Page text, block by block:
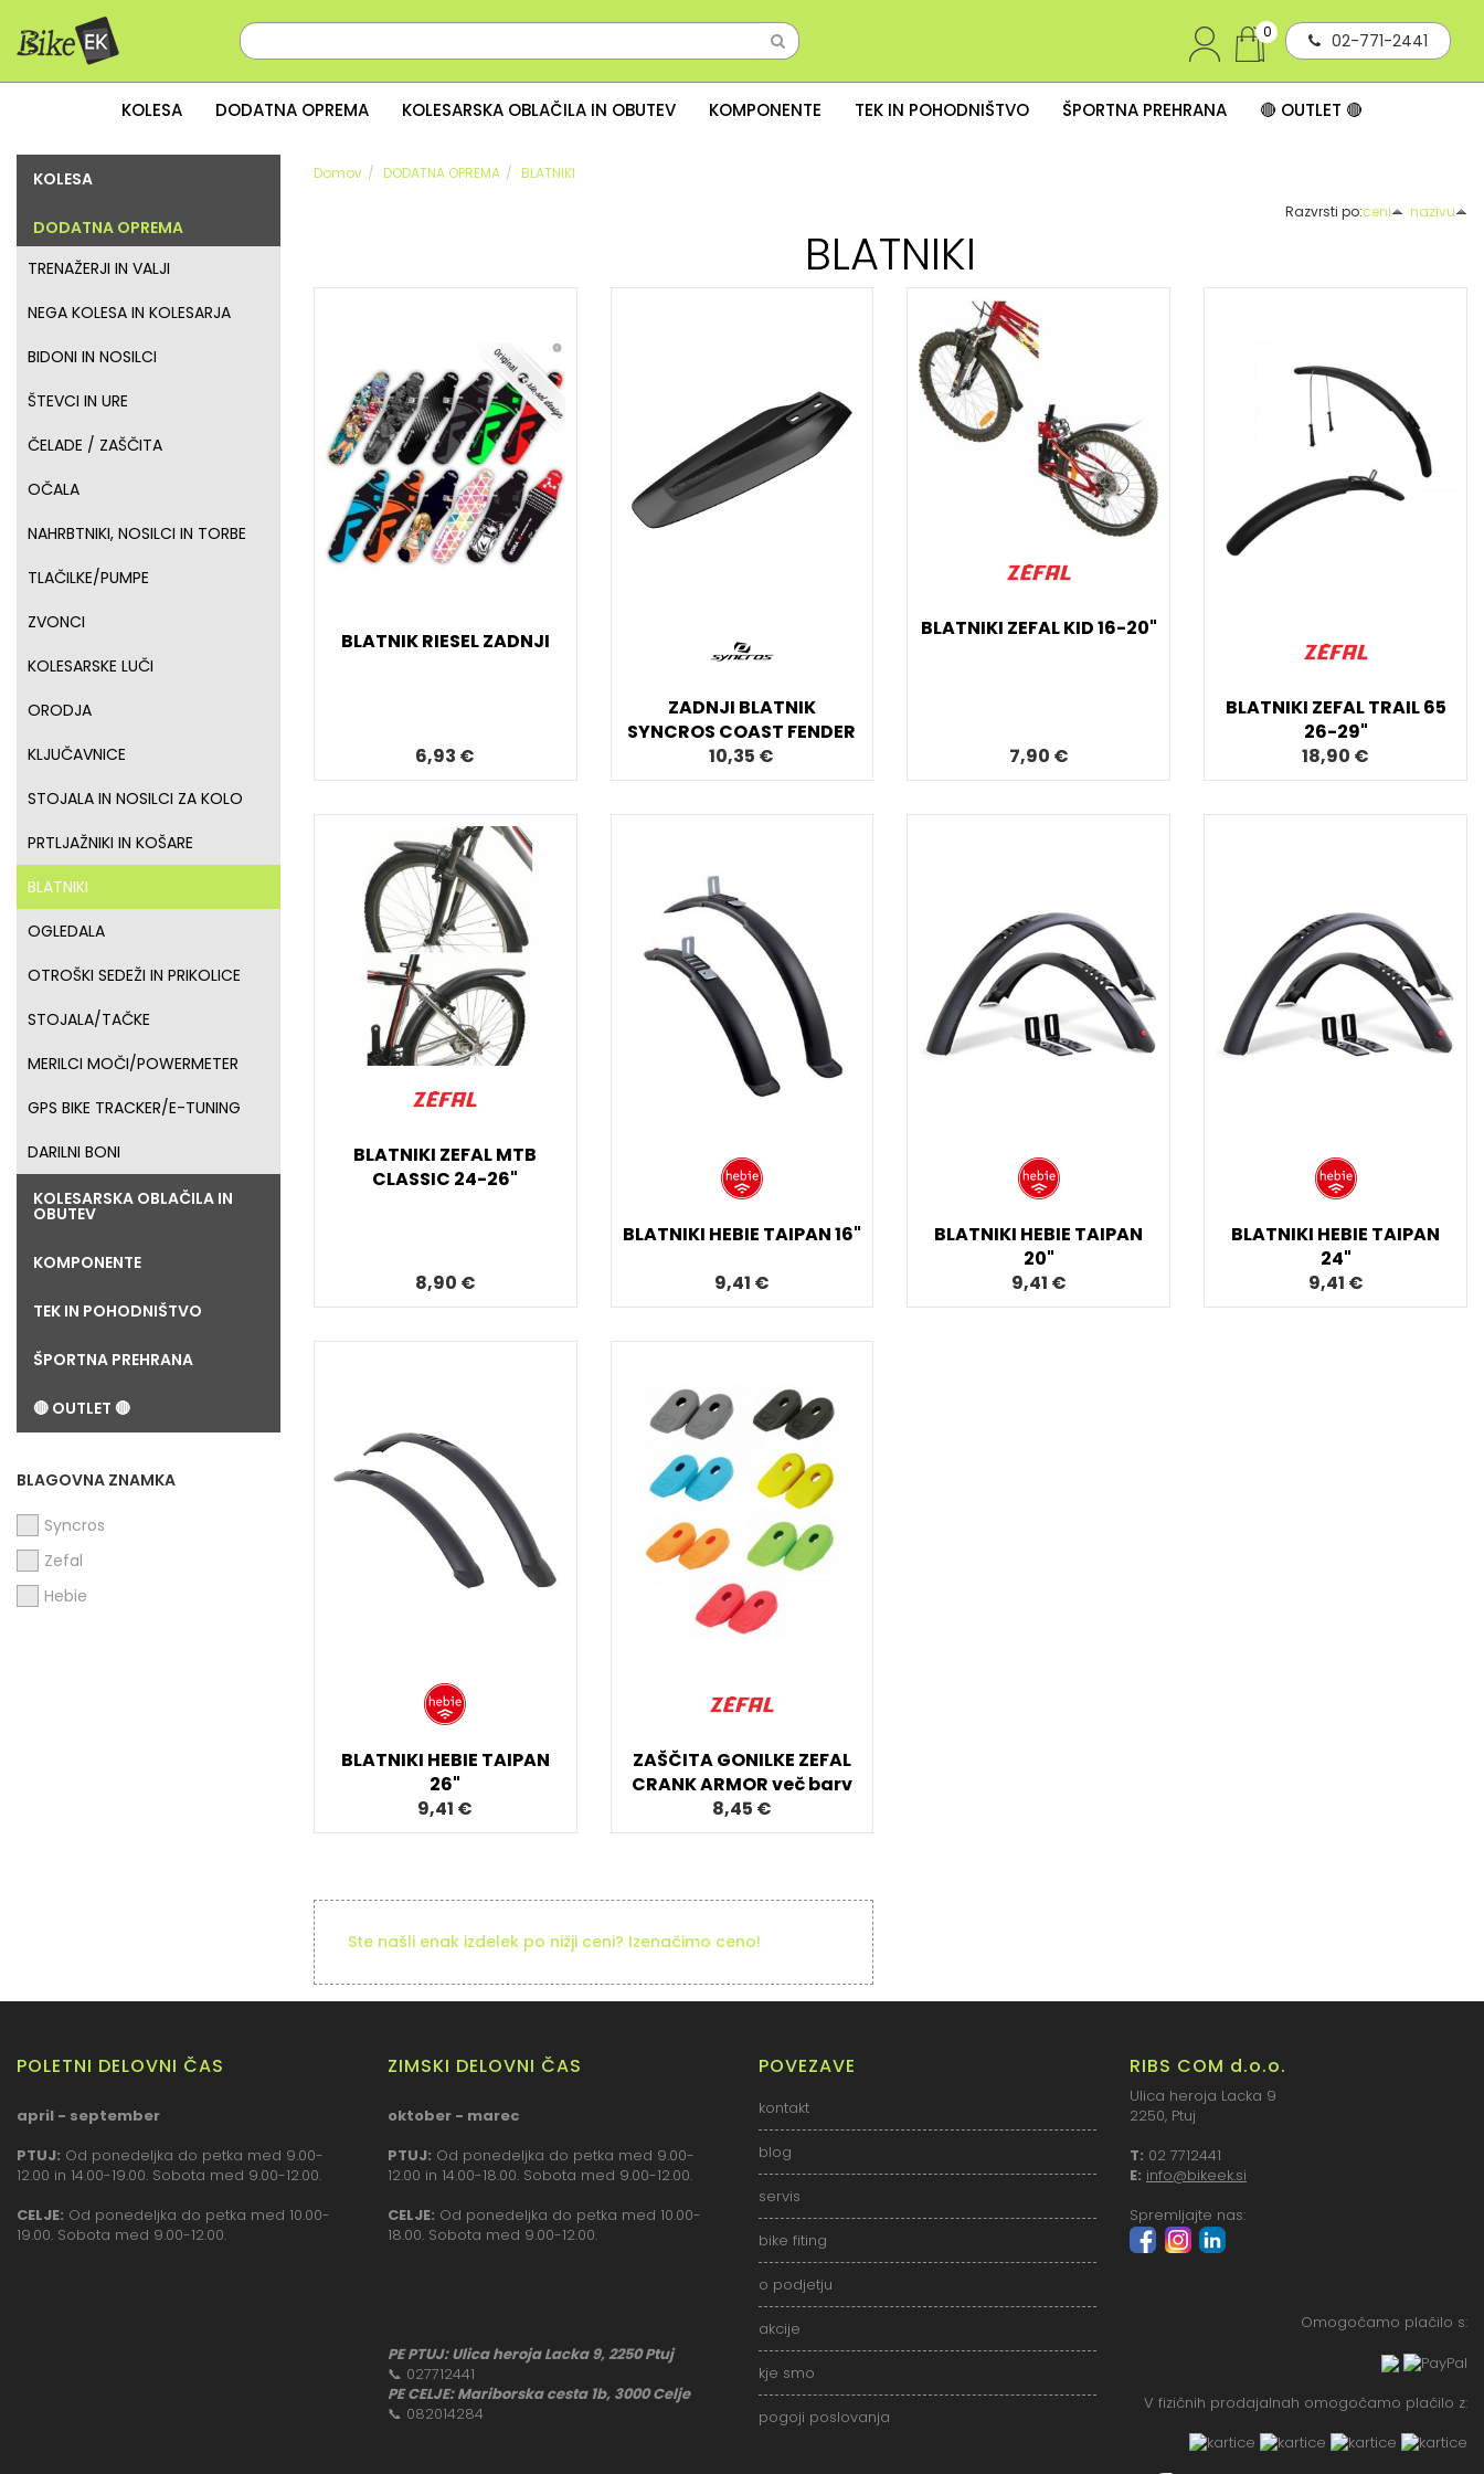
02-771-2441
0
KOLESA DODATNA OPREMA KOLESARSKA OBLAČILA IN OBUTEV KOMPONENTE TEK IN POHODNIŠTVO ŠPORTNA PREHRANA 🔴 OUTLET 🔴
KOLESA
DODATNA OPREMA
TRENAŽERJI IN VALJI
NEGA KOLESA IN KOLESARJA
BIDONI IN NOSILCI
ŠTEVCI IN URE
ČELADE / ZAŠČITA
OČALA
NAHRBTNIKI, NOSILCI IN TORBE
TLAČILKE/PUMPE
ZVONCI
KOLESARSKE LUČI
ORODJA
KLJUČAVNICE
STOJALA IN NOSILCI ZA KOLO
PRTLJAŽNIKI IN KOŠARE
BLATNIKI
OGLEDALA
OTROŠKI SEDEŽI IN PRIKOLICE
STOJALA/TAČKE
MERILCI MOČI/POWERMETER
GPS BIKE TRACKER/E-TUNING
DARILNI BONI
KOLESARSKA OBLAČILA IN
OBUTEV
KOMPONENTE
TEK IN POHODNIŠTVO
ŠPORTNA PREHRANA
🔴 OUTLET 🔴
BLAGOVNA ZNAMKA
Syncros
Zefal
Hebie
Domov DODATNA OPREMA BLATNIKI
Razvrsti po:ceni nazivu
BLATNIKI
BLATNIK RIESEL ZADNJI
6,93 €
ZADNJI BLATNIK
SYNCROS COAST FENDER
10,35 €
BLATNIKI ZEFAL KID 16-20"
7,90 €
BLATNIKI ZEFAL TRAIL 65
26-29"
18,90 €
BLATNIKI ZEFAL MTB
CLASSIC 24-26"
8,90 €
BLATNIKI HEBIE TAIPAN 16"
9,41 €
BLATNIKI HEBIE TAIPAN
20"
9,41 €
BLATNIKI HEBIE TAIPAN
24"
9,41 €
BLATNIKI HEBIE TAIPAN
26"
9,41 €
ZAŠČITA GONILKE ZEFAL
CRANK ARMOR več barv
8,45 €
Ste našli enak izdelek po nižji ceni? Izenačimo ceno!
POLETNI DELOVNI ČAS
april - september
PTUJ: Od ponedeljka do petka med 9.00-
12.00 in 14.00-19.00. Sobota med 9.00-12.00.
CELJE: Od ponedeljka do petka med 10.00-
19.00. Sobota med 9.00-12.00.
ZIMSKI DELOVNI ČAS
oktober - marec
PTUJ: Od ponedeljka do petka med 9.00-
12.00 in 14.00-18.00. Sobota med 9.00-12.00.
CELJE: Od ponedeljka do petka med 10.00-
18.00. Sobota med 9.00-12.00.
PE PTUJ: Ulica heroja Lacka 9, 2250 Ptuj
📞 027712441
PE CELJE: Mariborska cesta 1b, 3000 Celje
📞 082014284
POVEZAVE
kontakt
blog
servis
bike fiting
o podjetju
akcije
kje smo
pogoji poslovanja
RIBS COM d.o.o.
Ulica heroja Lacka 9
2250, Ptuj
T: 02 7712441
E: info@bikeek.si
Spremljajte nas:
Omogočamo plačilo s:
V fizičnih prodajalnah omogočamo plačilo z: